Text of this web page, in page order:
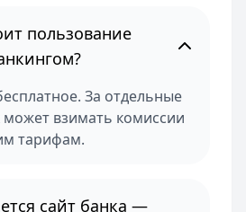
пользование
За отдельные
взимать комиссии
тарифам.
сайт банка —